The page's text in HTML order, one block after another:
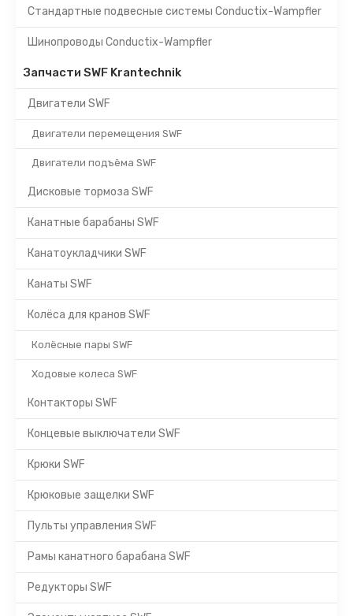
Стандартные подвесные системы Conductix-Wampfler
Шинопроводы Conductix-Wampfler
Запчасти SWF Krantechnik
Двигатели SWF
Двигатели перемещения SWF
Двигатели подъёма SWF
Дисковые тормоза SWF
Канатные барабаны SWF
Канатоукладчики SWF
Канаты SWF
Колёса для кранов SWF
Колёсные пары SWF
Ходовые колеса SWF
Контакторы SWF
Концевые выключатели SWF
Крюки SWF
Крюковые защелки SWF
Пульты управления SWF
Рамы канатного барабана SWF
Редукторы SWF